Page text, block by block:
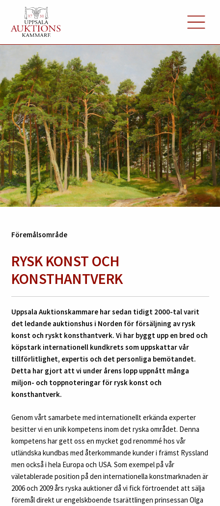
Föremålsområde
RYSK KONST OCH
KONSTHANTVERK
Uppsala Auktionskammare har sedan tidigt 2000-tal varit
det ledande auktionshus i Norden för försäljning av rysk
konst och ryskt konsthantverk. Vi har byggt upp en bred och
köpstark internationell kundkrets som uppskattar vår
tillförlitlighet, expertis och det personliga bemötandet.
Detta har gjort att vi under årens lopp uppnått många
miljon- och toppnoteringar för rysk konst och
konsthantverk.
Genom vårt samarbete med internationellt erkända experter
besitter vi en unik kompetens inom det ryska området. Denna
kompetens har gett oss en mycket god renommé hos vår
utländska kundbas med återkommande kunder i främst Ryssland
men också i hela Europa och USA. Som exempel på vår
väletablerade position på den internationella konstmarknaden är
2006 och 2009 års ryska auktioner då vi fick förtroendet att sälja
föremål direkt ur engelskboende tsarättlingen prinsessan Olga